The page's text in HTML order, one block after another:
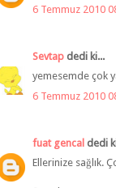
6 Temmuz 2010
Sevtap dedi ki...
yemesemde çok
6 Temmuz 2010
fuat gencal dedi
Ellerinize sağlık.